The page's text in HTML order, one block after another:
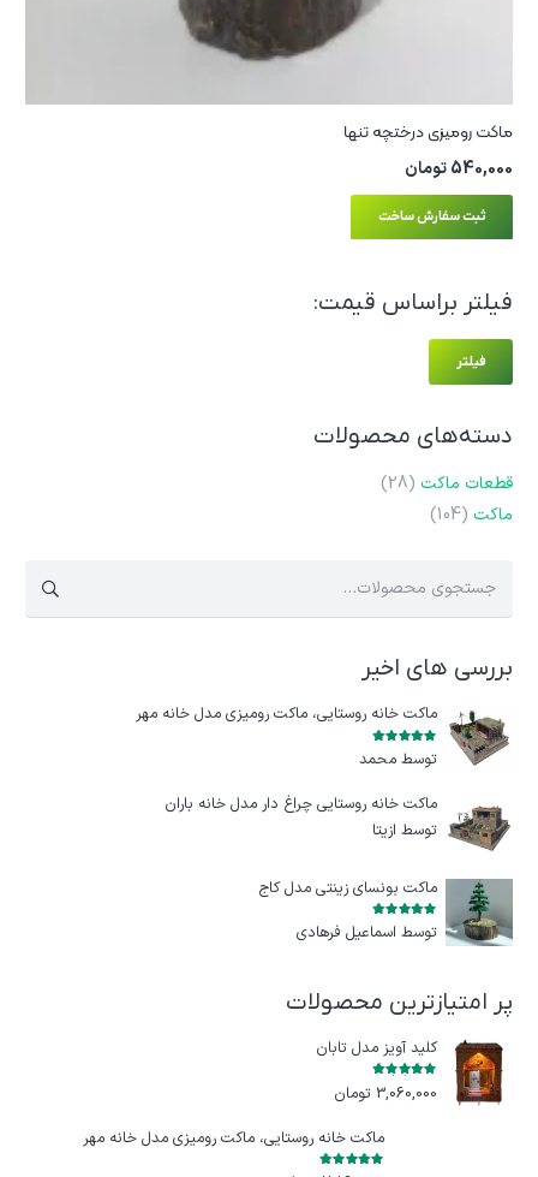
ماکت رومیزی درختچه تنها
540,000تومان
ثبت سفارش ساخت
فیلتر براساس قیمت:
فیلتر
دسته‌های محصولات
قطعات ماکت (28)
ماکت (104)
برای:
بررسی های اخیر
ماکت خانه روستایی، ماکت رومیزی مدل خانه مهر
5
توسط محمد
ماکت خانه روستایی چراغ‌ دار مدل خانه باران
توسط ازيتا
ماکت بونسای زینتی مدل کاج
امتیاز 5 از 5
توسط اسماعیل فرهادی
پر امتیازترین محصولات
کلید آویز مدل تابان
امتیاز 5.00 از 5
3,060,000 تومان
ماکت خانه روستایی، ماکت رومیزی مدل خانه مهر
5.00از 5